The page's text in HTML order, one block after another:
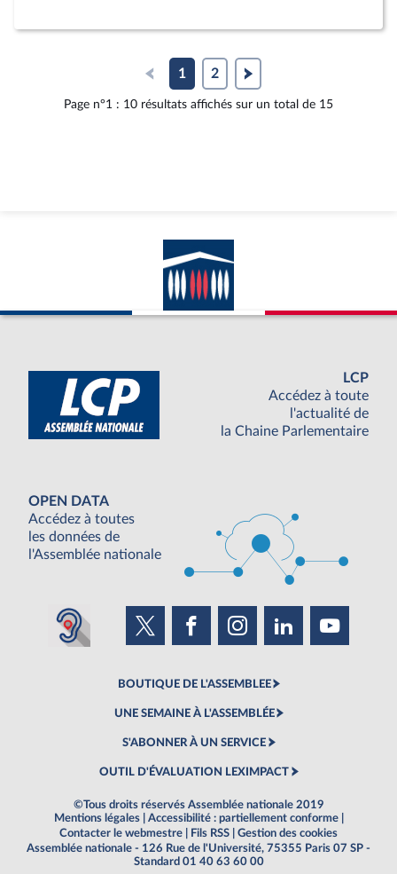
1 2
Page n°1 : 10 résultats affichés sur un total de 15
LCP
Accédez à toute
l'actualité de
la Chaine Parlementaire
OPEN DATA
Accédez à toutes
les données de
l'Assemblée nationale
BOUTIQUE DE L'ASSEMBLEE
UNE SEMAINE À L'ASSEMBLÉE
S'ABONNER À UN SERVICE
OUTIL D'ÉVALUATION LEXIMPACT
©Tous droits réservés Assemblée nationale 2019
Mentions légales
Accessibilité : partiellement conforme
Contacter le webmestre
Fils RSS
Gestion des cookies
Assemblée nationale - 126 Rue de l'Université, 75355 Paris 07 SP -
Standard 01 40 63 60 00